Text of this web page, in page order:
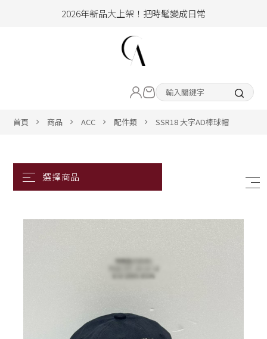
2026年新品大上架！把時髦變成日常
hello !! Happy to 2026
2026年新品大上架！把時髦變成日常
CLOTHING
BOTTOM
CA made
首頁 商品 ACC 配件類 SSR18 大字AD棒球帽